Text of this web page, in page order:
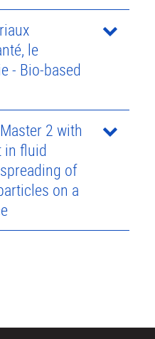
le
- Bio-based
2 with
in fluid
of
on a